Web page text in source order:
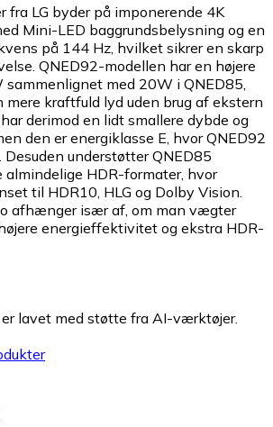
fra LG byder på imponerende 4K
Mini-LED baggrundsbelysning og en
på 144 Hz, hvilket sikrer en skarp
QNED92-modellen har en højere
sammenlignet med 20W i QNED85,
kraftfuld lyd uden brug af ekstern
derimod en lidt smallere dybde og
den er energiklasse E, hvor QNED92
Desuden understøtter QNED85
almindelige HDR-formater, hvor
til HDR10, HLG og Dolby Vision.
afhænger især af, om man vægter
energieffektivitet og ekstra HDR-
lavet med støtte fra AI-værktøjer.